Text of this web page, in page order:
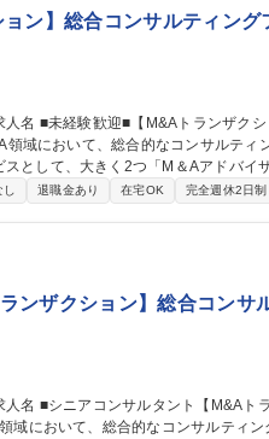
ン】総合コンサルティン
として、大きく2つ「M＆Aアドバイ
ョン、バリュエーションモデリング
退職金あり 在宅OK 完全週休2日制
ンザクション】総合コンサ